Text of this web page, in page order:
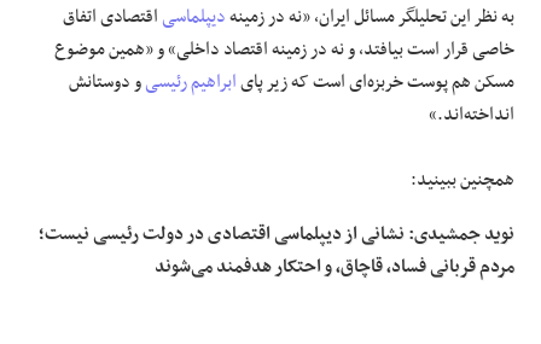
به نظر این تحلیلگر مسائل ایران، «نه در زمینهدیپلماسیاقتصادی اتفاق
خاصی قرار است بیافتد، و نه در زمینه اقتصاد داخلی» و «همین موضوع
مسکن هم پوست خربزه‌ای است که زیر پایابراهیم رئیسیو دوستانش
انداخته‌اند.»
همچنین ببینید:
نوید جمشیدی: نشانی از دیپلماسی اقتصادی در دولت رئیسی نیست؛
مردم قربانی فساد، قاچاق، و احتکار هدفمند می‌شوند